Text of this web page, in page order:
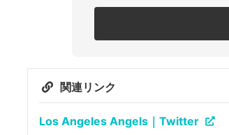
関連リンク
Los Angeles Angels｜Twitter